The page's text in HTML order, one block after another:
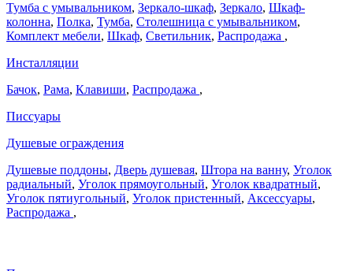
Тумба с умывальником, Зеркало-шкаф, Зеркало, Шкаф-
колонна, Полка, Тумба, Столешница с умывальником,
Комплект мебели, Шкаф, Светильник, Распродажа ,
Инсталляции
Бачок, Рама, Клавиши, Распродажа ,
Писсуары
Душевые ограждения
Душевые поддоны, Дверь душевая, Штора на ванну, Уголок
радиальный, Уголок прямоугольный, Уголок квадратный,
Уголок пятиугольный, Уголок пристенный, Аксессуары,
Распродажа ,